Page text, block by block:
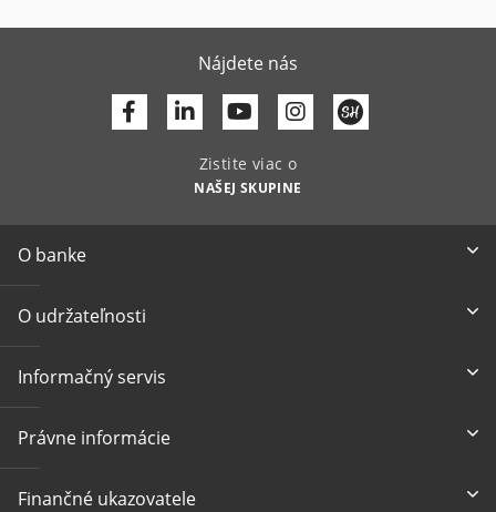
Nájdete nás
Facebook
LinkedinYoutube
Zistite viac o
NAŠEJ SKUPINE
O banke
O udržateľnosti
Informačný servis
Právne informácie
Finančné ukazovatele